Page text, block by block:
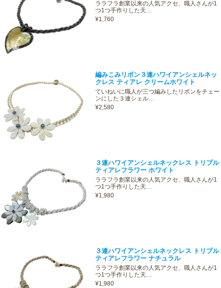
ララフラ創業以来の人気アクセ、職人さんが1
つ1つ手作りした天…
¥1,760
編みこみリボン３連ハワイアンシェルネッ
クレス ティアレ クリームホワイト
ていねいに職人が三つ編みしたリボンをチェー
ンにした３連シェル…
¥2,580
３連ハワイアンシェルネックレス トリプル
ティアレフラワー ホワイト
ララフラ創業以来の人気アクセ、職人さんが1
つ1つ手作りした天…
¥1,980
３連ハワイアンシェルネックレス トリプル
ティアレフラワー ナチュラル
ララフラ創業以来の人気アクセ、職人さんが1
つ1つ手作りした天…
¥1,980